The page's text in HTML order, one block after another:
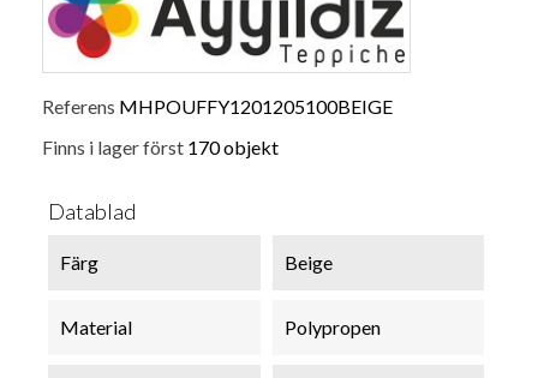
Referens MHPOUFFY1201205100BEIGE
Finns i lager först 170 objekt
Datablad
Färg Beige
Material Polypropen